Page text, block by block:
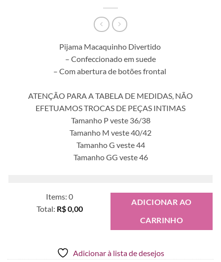
Pijama Macaquinho Divertido
– Confeccionado em suede
– Com abertura de botões frontal
ATENÇÃO PARA A TABELA DE MEDIDAS, NÃO
EFETUAMOS TROCAS DE PEÇAS INTIMAS
Tamanho P veste 36/38
Tamanho M veste 40/42
Tamanho G veste 44
Tamanho GG veste 46
Items: 0
Total: R$ 0,00
ADICIONAR AO
CARRINHO
Adicionar à lista de desejos